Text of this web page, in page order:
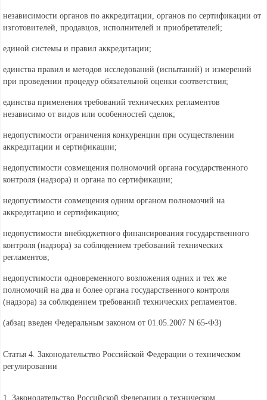
независимости органов по аккредитации, органов по сертификации от
изготовителей, продавцов, исполнителей и приобретателей;
единой системы и правил аккредитации;
единства правил и методов исследований (испытаний) и измерений
при проведении процедур обязательной оценки соответствия;
единства применения требований технических регламентов
независимо от видов или особенностей сделок;
недопустимости ограничения конкуренции при осуществлении
аккредитации и сертификации;
недопустимости совмещения полномочий органа государственного
контроля (надзора) и органа по сертификации;
недопустимости совмещения одним органом полномочий на
аккредитацию и сертификацию;
недопустимости внебюджетного финансирования государственного
контроля (надзора) за соблюдением требований технических
регламентов;
недопустимости одновременного возложения одних и тех же
полномочий на два и более органа государственного контроля
(надзора) за соблюдением требований технических регламентов.
(абзац введен Федеральнымзаконом от 01.05.2007 N 65-ФЗ)
Статья 4. Законодательство Российской Федерации о техническом
регулировании
1. Законодательство Российской Федерации о техническом